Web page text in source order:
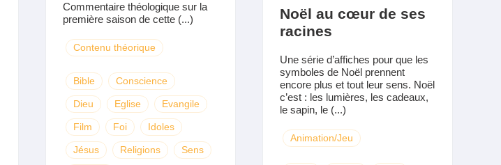
Commentaire théologique sur la
première saison de cette (...)
Contenu théorique
Bible Conscience
Dieu Eglise Evangile
Film Foi Idoles
Jésus Religions Sens
Noël au cœur de ses
racines
Une série d’affiches pour que les
symboles de Noël prennent
encore plus et tout leur sens. Noël
c’est : les lumières, les cadeaux,
le sapin, le (...)
Animation/Jeu